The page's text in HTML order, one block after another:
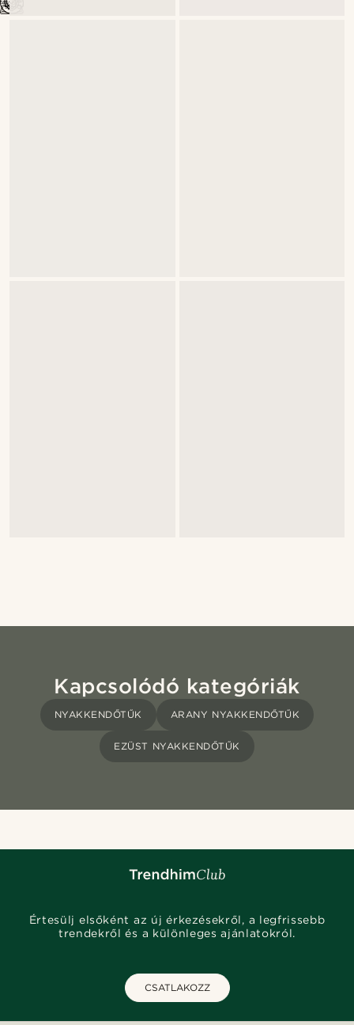
Kapcsolódó kategóriák
NYAKKENDŐTŰK ARANY NYAKKENDŐTŰK
EZÜST NYAKKENDŐTŰK
Értesülj elsőként az új érkezésekről, a legfrissebb
trendekről és a különleges ajánlatokról.
CSATLAKOZZ